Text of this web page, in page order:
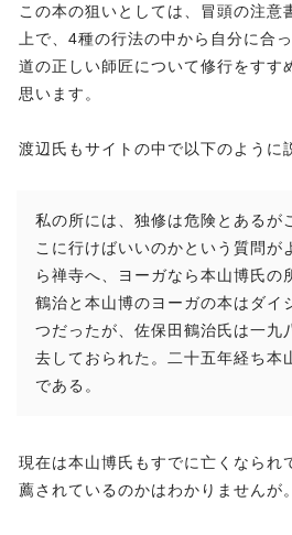
この本の狙いとしては、冒頭の注意
上で、4種の行法の中から自分に合
道の正しい師匠について修行をすす
思います。
渡辺氏もサイトの中で以下のように
私の所には、独修は危険とあるが
こに行けばいいのかという質問が
ら禅寺へ、ヨーガなら本山博氏の
鶴治と本山博のヨーガの本はダイ
つだったが、佐保田鶴治氏は一九
去しておられた。二十五年経ち本
である。
現在は本山博氏もすでに亡くなられ
薦されているのかはわかりませんが。